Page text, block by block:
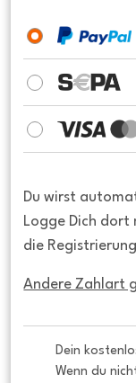
Du wirst
Logge Dich dort
die
Andere Zahlart
Dein
Wenn du